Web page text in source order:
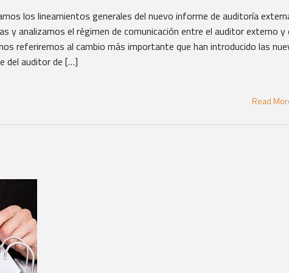
los lineamientos generales del nuevo informe de auditoría
y analizamos el régimen de comunicación entre el auditor externo y
referiremos al cambio más importante que han introducido las
del auditor de […]
Read